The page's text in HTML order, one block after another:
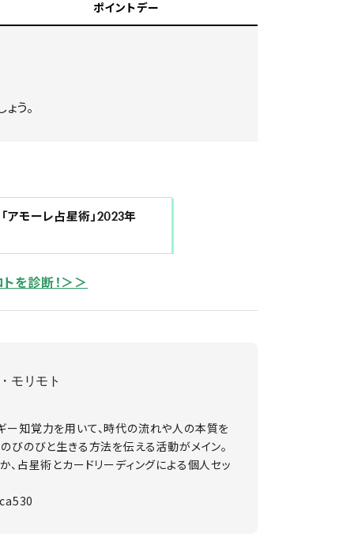
ポイントデー
う。
アモーレ占星術」2023年
を診断！＞＞
モリモト
知覚力を用いて、時代の流れや人の本質を
びのびと生きる方法を伝える活動がメイン。
占星術とカードリーディングによる個人セッ